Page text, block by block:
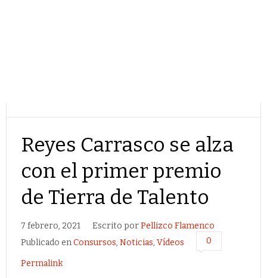
Reyes Carrasco se alza
con el primer premio
de Tierra de Talento
7 febrero, 2021 Escrito porPellizco Flamenco
Publicado enConsursos, Noticias, Vídeos 0
Permalink